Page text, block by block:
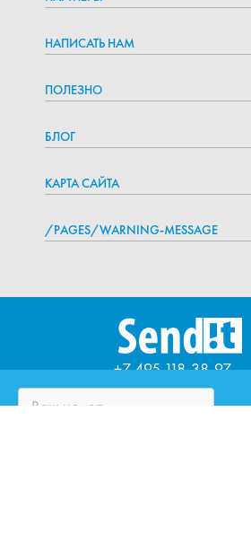
НАПИСАТЬ НАМ
ПОЛЕЗНО
БЛОГ
КАРТА САЙТА
/PAGES/WARNING-MESSAGE
+7 495 118-38-97